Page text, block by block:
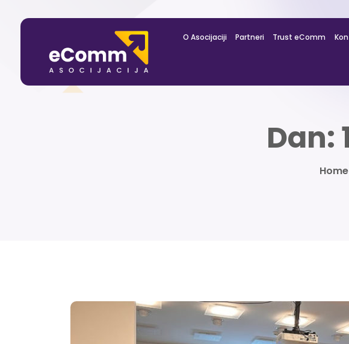
O Asocijaciji Partneri Trust eComm
Dan:
Home